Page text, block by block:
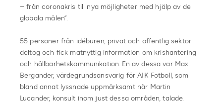
– från coronakris till nya möjligheter med hjälp av de
globala målen”.
55 personer från idéburen, privat och offentlig sektor
deltog och fick matnyttig information om krishantering
och hållbarhetskommunikation. En av dessa var Max
Bergander, värdegrundsansvarig för AIK Fotboll, som
bland annat lyssnade uppmärksamt när Martin
Lucander, konsult inom just dessa områden, talade.